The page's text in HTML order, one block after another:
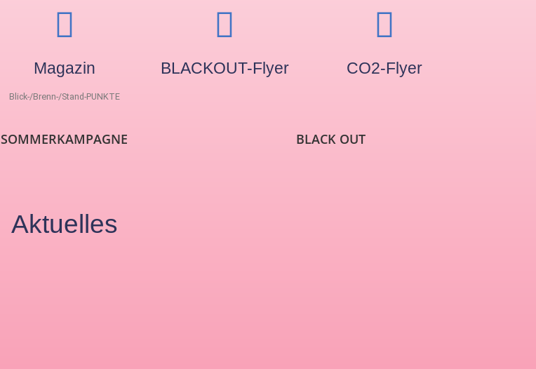
Magazin
Blick-/Brenn-/Stand-PUNKTE
BLACKOUT-Flyer CO2-Flyer
SOMMERKAMPAGNE BLACK OUT
Aktuelles